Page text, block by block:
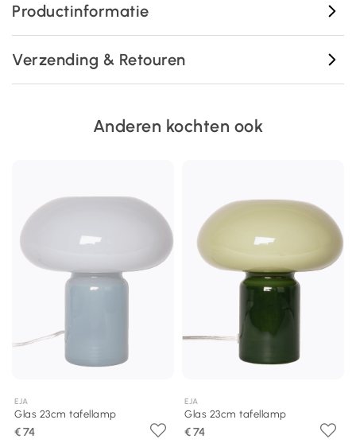
Productinformatie
Verzending & Retouren
Anderen kochten ook
EJA
Glas 23cm tafellamp
€ 74
EJA
Glas 23cm tafellamp
€ 74